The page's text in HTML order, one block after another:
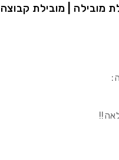
מובילה | מובילת קבוצה |